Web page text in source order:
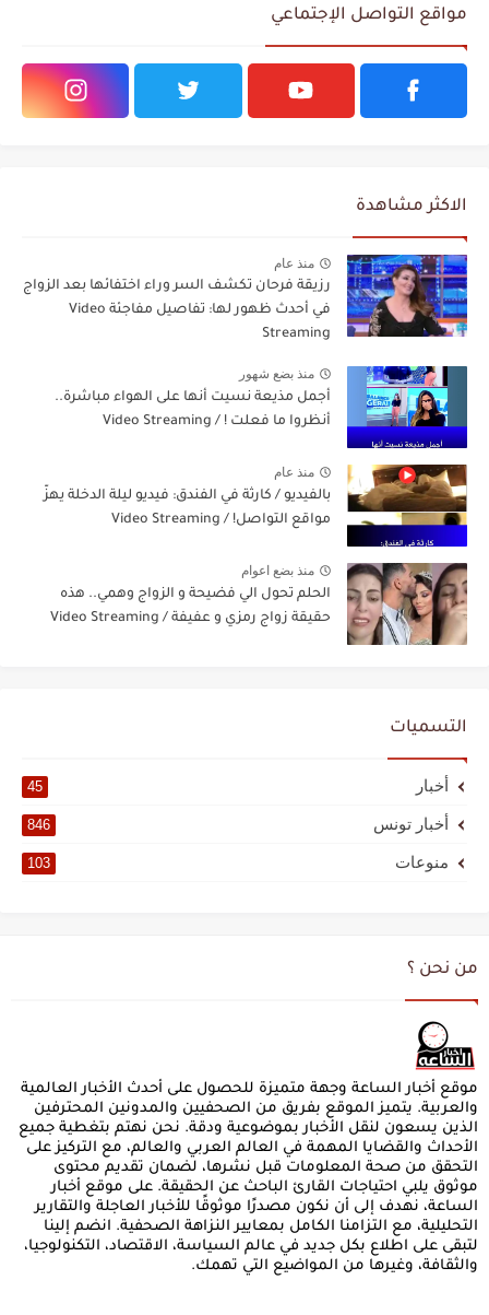
مواقع التواصل الإجتماعي
الاكثر مشاهدة
منذ عام
رزيقة فرحان تكشف السر وراء اختفائها بعد الزواج
في أحدث ظهور لها: تفاصيل مفاجئة Video
Streaming
منذ بضع شهور
أجمل مذيعة نسيت أنها على الهواء مباشرة..
أنظروا ما فعلت ! / Video Streaming
منذ عام
بالفيديو / كارثة في الفندق: فيديو ليلة الدخلة يهزّ
مواقع التواصل! / Video Streaming
منذ بضع اعوام
الحلم تحول الي فضيحة و الزواج وهمي.. هذه
حقيقة زواج رمزي و عفيفة / Video Streaming
التسميات
أخبار 45
أخبار تونس 846
منوعات 103
من نحن ؟
موقع أخبار الساعة وجهة متميزة للحصول على أحدث الأخبار العالمية
والعربية. يتميز الموقع بفريق من الصحفيين والمدونين المحترفين
الذين يسعون لنقل الأخبار بموضوعية ودقة. نحن نهتم بتغطية جميع
الأحداث والقضايا المهمة في العالم العربي والعالم، مع التركيز على
التحقق من صحة المعلومات قبل نشرها، لضمان تقديم محتوى
موثوق يلبي احتياجات القارئ الباحث عن الحقيقة. على موقع أخبار
الساعة، نهدف إلى أن نكون مصدرًا موثوقًا للأخبار العاجلة والتقارير
التحليلية، مع التزامنا الكامل بمعايير النزاهة الصحفية. انضم إلينا
لتبقى على اطلاع بكل جديد في عالم السياسة، الاقتصاد، التكنولوجيا،
والثقافة، وغيرها من المواضيع التي تهمك.